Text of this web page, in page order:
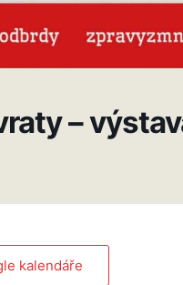
–
kalendáře